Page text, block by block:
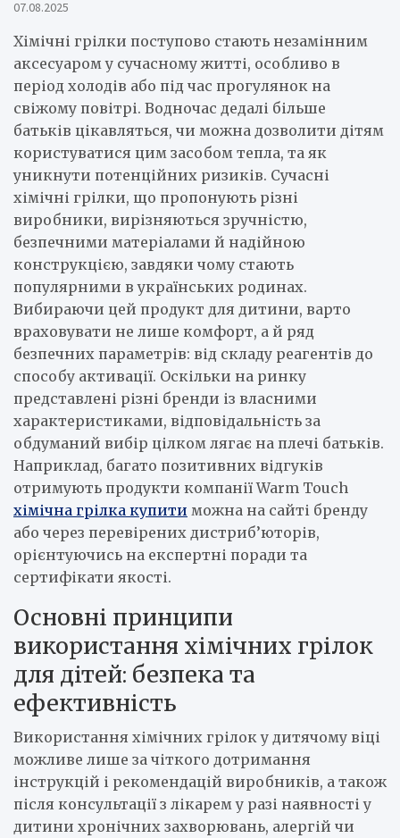
07.08.2025
Хімічні грілки поступово стають незамінним
аксесуаром у сучасному житті, особливо в
період холодів або під час прогулянок на
свіжому повітрі. Водночас дедалі більше
батьків цікавляться, чи можна дозволити дітям
користуватися цим засобом тепла, та як
уникнути потенційних ризиків. Сучасні
хімічні грілки, що пропонують різні
виробники, вирізняються зручністю,
безпечними матеріалами й надійною
конструкцією, завдяки чому стають
популярними в українських родинах.
Вибираючи цей продукт для дитини, варто
враховувати не лише комфорт, а й ряд
безпечних параметрів: від складу реагентів до
способу активації. Оскільки на ринку
представлені різні бренди із власними
характеристиками, відповідальність за
обдуманий вибір цілком лягає на плечі батьків.
Наприклад, багато позитивних відгуків
отримують продукти компанії Warm Touch
хімічна грілка купити можна на сайті бренду
або через перевірених дистриб’юторів,
орієнтуючись на експертні поради та
сертифікати якості.
Основні принципи
використання хімічних грілок
для дітей: безпека та
ефективність
Використання хімічних грілок у дитячому віці
можливе лише за чіткого дотримання
інструкцій і рекомендацій виробників, а також
після консультації з лікарем у разі наявності у
дитини хронічних захворювань, алергій чи